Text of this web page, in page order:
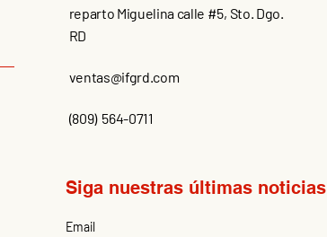
reparto Miguelina calle #5, Sto. Dgo.
RD
ventas@ifgrd.com
(809) 564-0711
Siga nuestras últimas noticias
Email